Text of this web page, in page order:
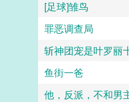
[足球]雏鸟
罪恶调查局
斩神团宠是叶罗丽
鱼街一爸
他，反派，不和男